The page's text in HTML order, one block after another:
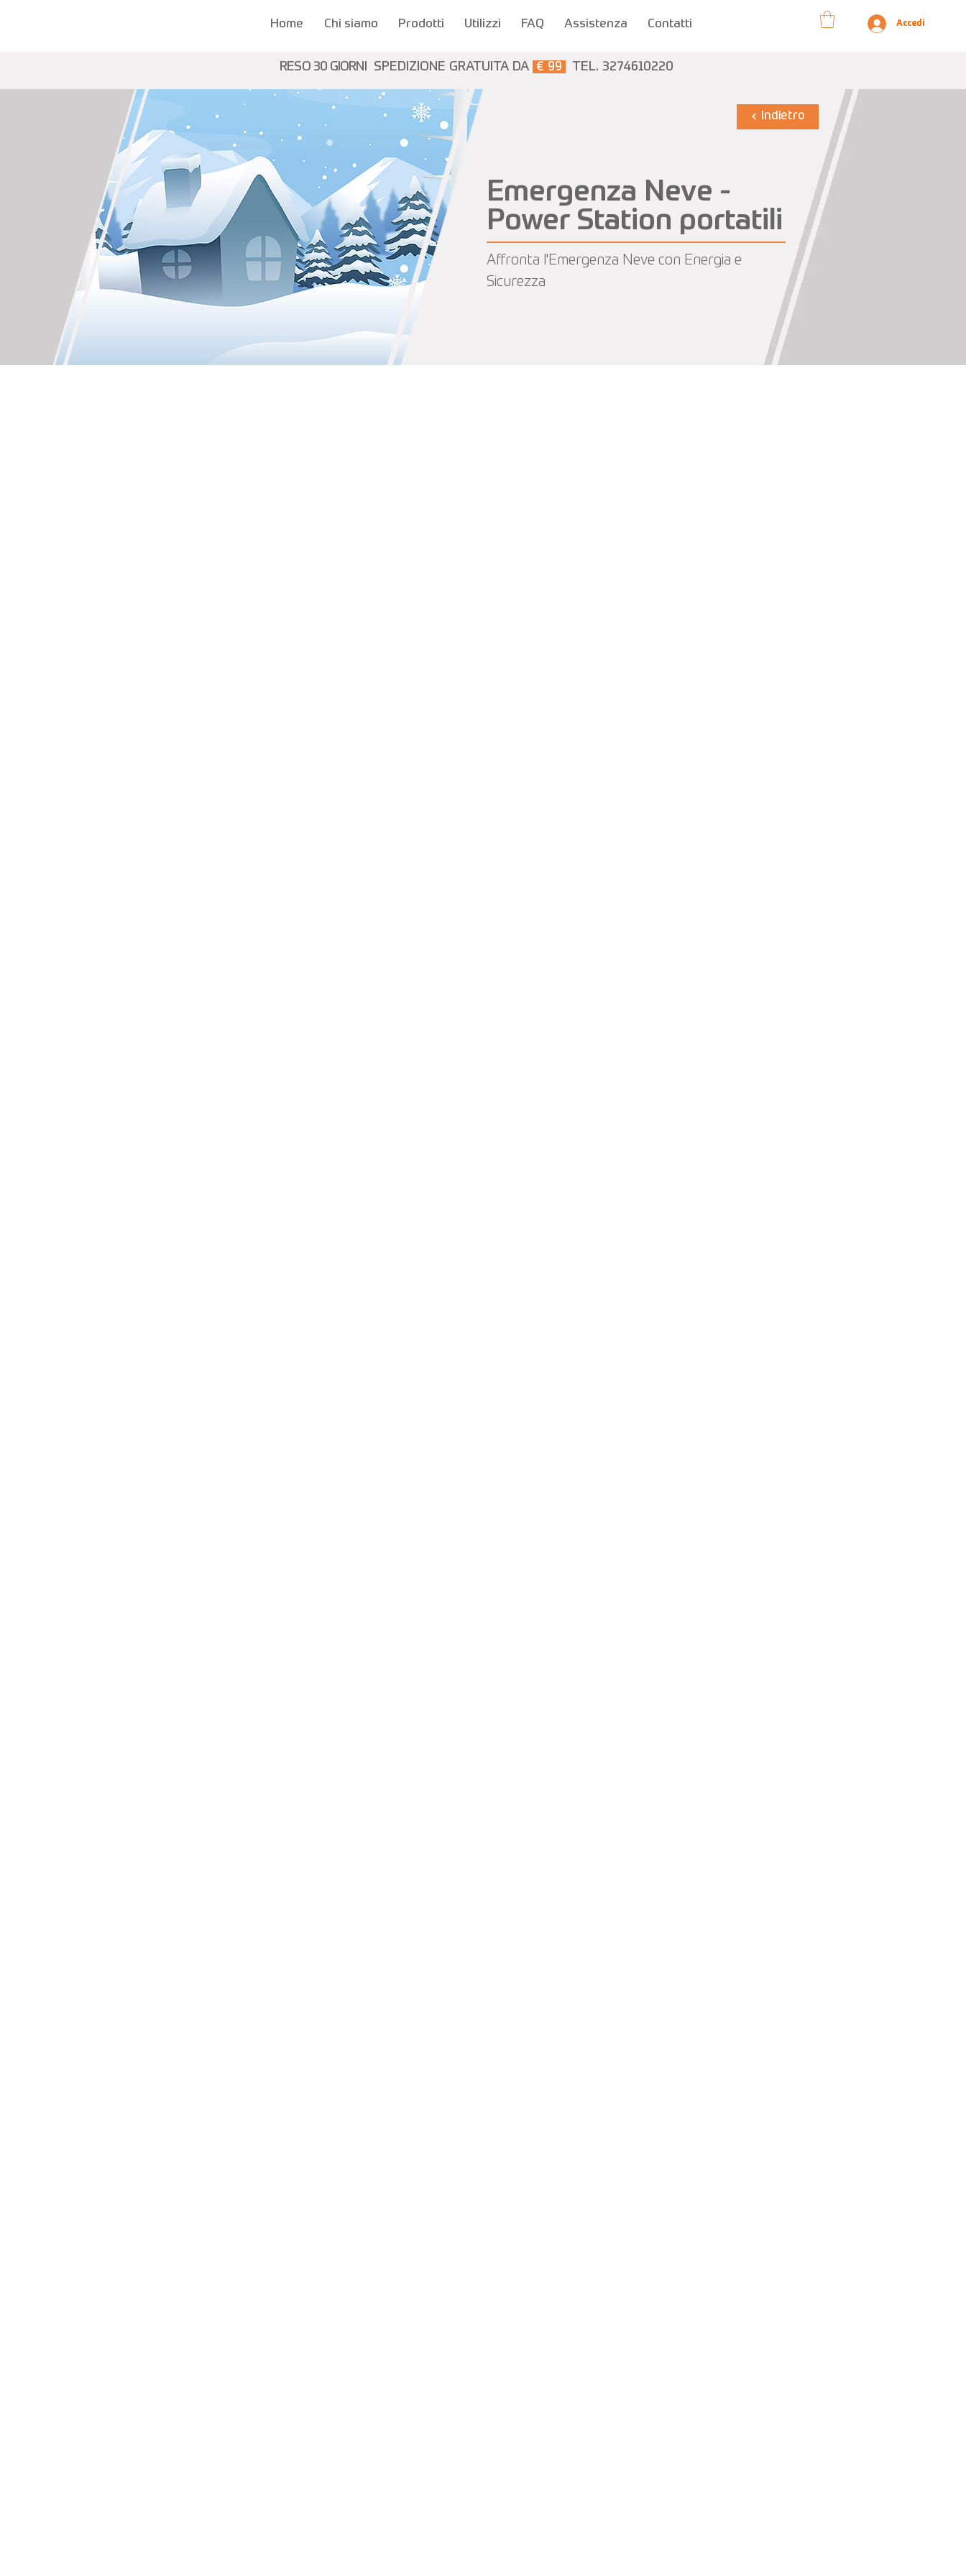
Home Chi siamo Prodotti Utilizzi FAQ Assistenza Contatti Accedi
RESO 30 GIORNI SPEDIZIONE GRATUITA DA € 99 TEL. 3274610220
Indietro
Emergenza Neve -
Power Station portatili
Affronta l'Emergenza Neve con Energia e
Sicurezza